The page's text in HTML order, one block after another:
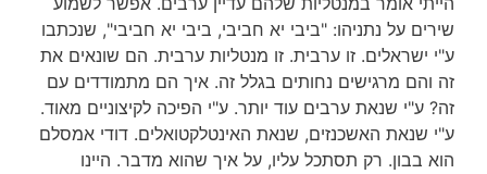
שירים על נתניהו: "ביבי יא חביבי, ביבי יא חביבי", שנכתבו
ע"י ישראלים. זו ערבית. זו מנטליות ערבית. הם שונאים את
זה והם מרגישים נחותים בגלל זה. איך הם מתמודדים עם
זה? ע"י שנאת ערבים עוד יותר. ע"י הפיכה לקיצוניים מאוד.
ע"י שנאת האשכנזים, שנאת האינטלקטואלים. דודי אמסלם
הוא בבון. רק תסתכל עליו, על איך שהוא מדבר. היינו